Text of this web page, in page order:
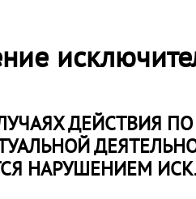
ДЕЙСТВИЯ
НАРУШЕНИЕМ